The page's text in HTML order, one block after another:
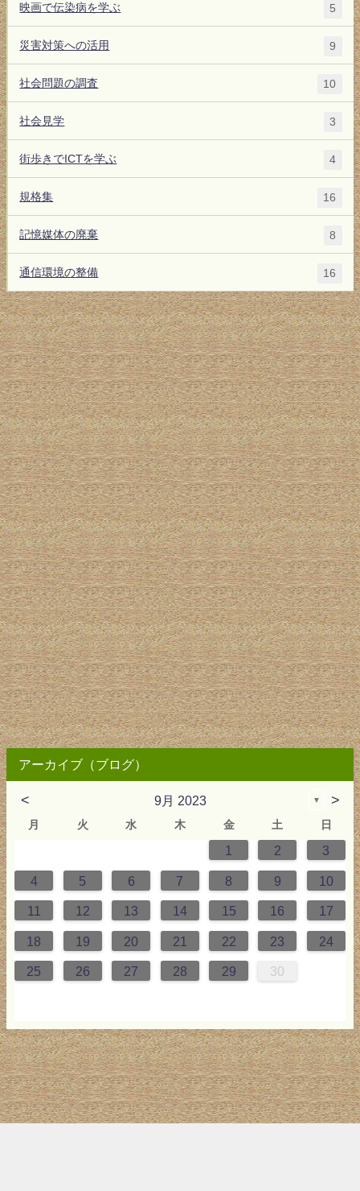
映画で伝染病を学ぶ 5
災害対策への活用 9
社会問題の調査 10
社会見学 3
街歩きでICTを学ぶ 4
規格集 16
記憶媒体の廃棄 8
通信環境の整備 16
アーカイブ（ブログ）
< 9月 2023 ▼ >
月 火 水 木 金 土 日
1 2 3
4 5 6 7 8 9 10
11 12 13 14 15 16 17
18 19 20 21 22 23 24
25 26 27 28 29 30